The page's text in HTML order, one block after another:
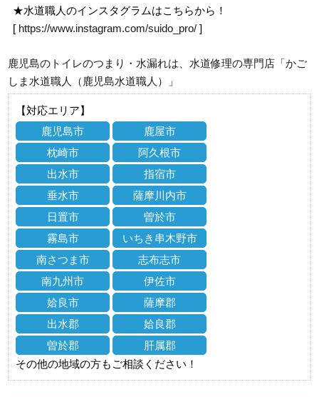
★水道職人のインスタグラムはこちらから！
[ https://www.instagram.com/suido_pro/ ]
鹿児島のトイレのつまり・水漏れは、水道修理の専門店「かご
しま水道職人（鹿児島水道職人）」
【対応エリア】
鹿児島市
鹿屋市
枕崎市
阿久根市
出水市
指宿市
垂水市
薩摩川内市
日置市
曽於市
霧島市
いちき串木野市
南さつま市
志布志市
南九州市
伊佐市
姶良市
薩摩郡
出水郡
姶良郡
曽於郡
肝属郡
その他の地域の方もご相談ください！